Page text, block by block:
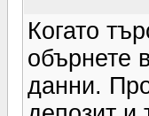
Когато
обърнете
данни.